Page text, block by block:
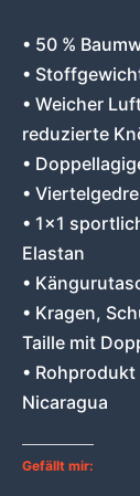
• 50 %
•
• Weicher
reduzierte
•
•
• 1×1
Elastan
•
• Kragen,
Taille mit
•
Nicaragua
Gefällt mir: